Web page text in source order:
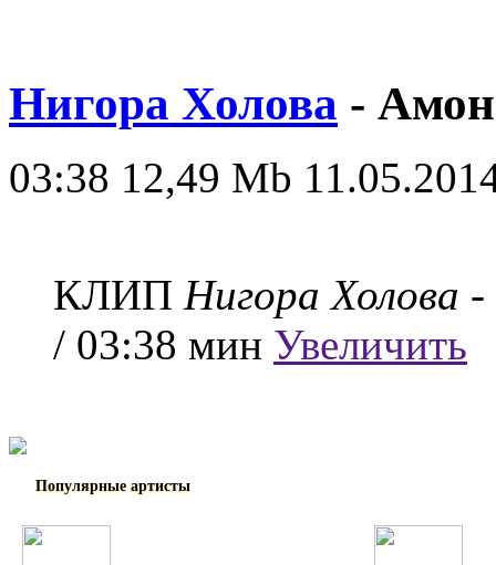
Нигора Холова -
03:38 12,49 Mb
КЛИП Нигора Холова -
/ 03:38 мин Увеличить
Популярные артисты